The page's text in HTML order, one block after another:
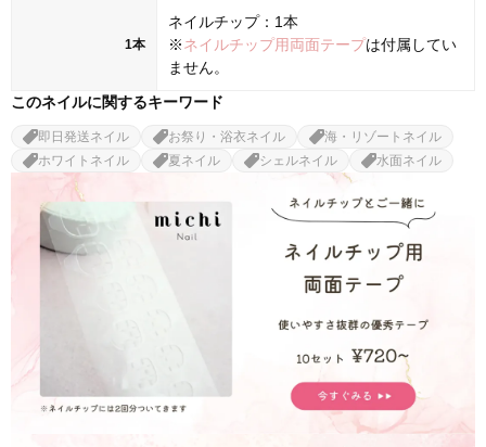
1本
ネイルチップ：1本
※ネイルチップ用両面テープは付属してい
ません。
このネイルに関するキーワード
即日発送ネイル お祭り・浴衣ネイル
海・リゾートネイル
ホワイトネイル
夏ネイル シェルネイル 水面ネイル